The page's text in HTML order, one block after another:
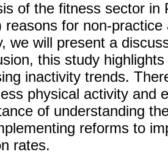
of the fitness sector in
reasons for non-
we will present a
this study
inactivity trends.
physical activity and
of understanding
reforms to
rates.